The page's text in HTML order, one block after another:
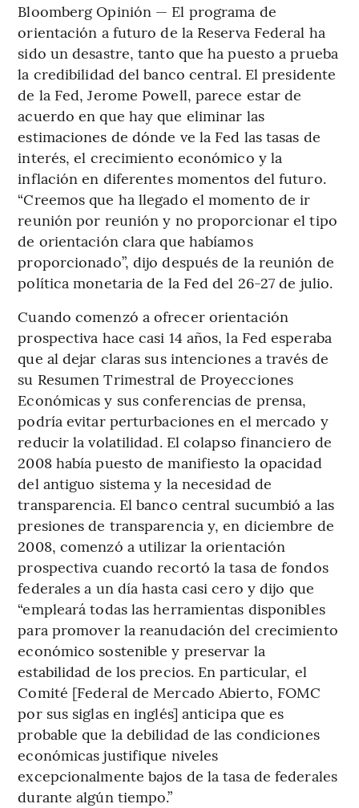
Bloomberg Opinión — El programa de
orientación a futuro de la Reserva Federal ha
sido un desastre, tanto que ha puesto a prueba
la credibilidad del banco central. El presidente
de la Fed, Jerome Powell, parece estar de
acuerdo en que hay que eliminar las
estimaciones de dónde ve la Fed las tasas de
interés, el crecimiento económico y la
inflación en diferentes momentos del futuro.
“Creemos que ha llegado el momento de ir
reunión por reunión y no proporcionar el tipo
de orientación clara que habíamos
proporcionado”, dijo después de la reunión de
política monetaria de la Fed del 26-27 de julio.
Cuando comenzó a ofrecer orientación
prospectiva hace casi 14 años, la Fed esperaba
que al dejar claras sus intenciones a través de
su Resumen Trimestral de Proyecciones
Económicas y sus conferencias de prensa,
podría evitar perturbaciones en el mercado y
reducir la volatilidad. El colapso financiero de
2008 había puesto de manifiesto la opacidad
del antiguo sistema y la necesidad de
transparencia. El banco central sucumbió a las
presiones de transparencia y, en diciembre de
2008, comenzó a utilizar la orientación
prospectiva cuando recortó la tasa de fondos
federales a un día hasta casi cero y dijo que
“empleará todas las herramientas disponibles
para promover la reanudación del crecimiento
económico sostenible y preservar la
estabilidad de los precios. En particular, el
Comité [Federal de Mercado Abierto, FOMC
por sus siglas en inglés] anticipa que es
probable que la debilidad de las condiciones
económicas justifique niveles
excepcionalmente bajos de la tasa de federales
durante algún tiempo.”